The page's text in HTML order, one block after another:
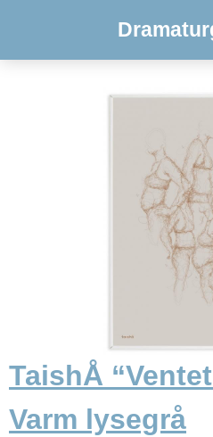
TaishÅ
Varm lysegrå